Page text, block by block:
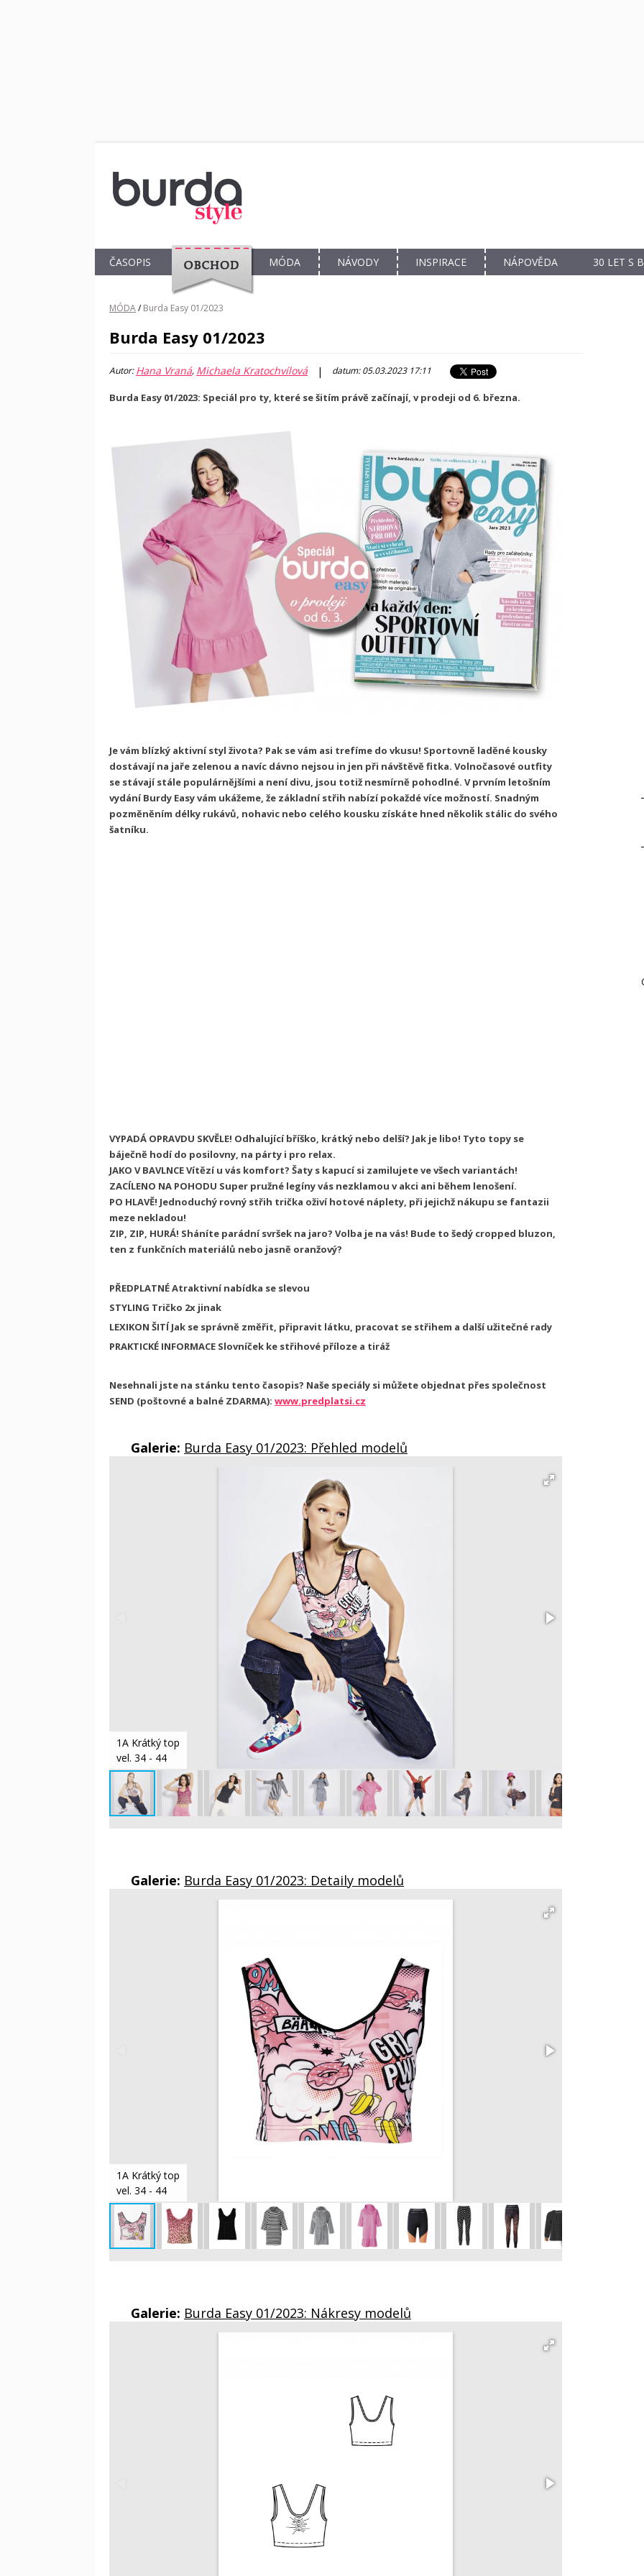
ČASOPIS
OBCHOD
MÓDA NÁVODY INSPIRACE NÁPOVĚDA 30 LET S
MÓDA/ Burda Easy 01/2023
Burda Easy 01/2023
Autor:Hana Vraná, Michaela Kratochvílová | datum: 05.03.2023 17:11
Burda Easy 01/2023: Speciál pro ty, které se šitím právě začínají, v prodeji od 6. března.
Je vám blízký aktivní styl života? Pak se vám asi trefíme do vkusu! Sportovně laděné kousky
dostávají na jaře zelenou a navíc dávno nejsou in jen při návštěvě fitka. Volnočasové outfity
se stávají stále populárnějšími a není divu, jsou totiž nesmírně pohodlné. V prvním letošním
vydání Burdy Easy vám ukážeme, že základní střih nabízí pokaždé více možností. Snadným
pozměněním délky rukávů, nohavic nebo celého kousku získáte hned několik stálic do svého
šatníku.
VYPADÁ OPRAVDU SKVĚLE! Odhalující bříško, krátký nebo delší? Jak je libo! Tyto topy se
báječně hodí do posilovny, na párty i pro relax.
JAKO V BAVLNCEVítězí u vás komfort? Šaty s kapucí si zamilujete ve všech variantách!
ZACÍLENO NA POHODU Super pružné legíny vás nezklamou v akci ani během lenošení.
PO HLAVĚ! Jednoduchý rovný střih trička oživí hotové náplety, při jejichž nákupu se fantazii
meze nekladou!
ZIP, ZIP, HURÁ! Sháníte parádní svršek na jaro? Volba je na vás! Bude to šedý cropped bluzon,
ten z funkčních materiálů nebo jasně oranžový?
PŘEDPLATNÉAtraktivní nabídka se slevou
STYLING Tričko 2x jinak
LEXIKON ŠITÍ Jak se správně změřit, připravit látku, pracovat se střihem a další užitečné rady
PRAKTICKÉ INFORMACE Slovníček ke střihové příloze a tiráž
Nesehnali jste na stánku tento časopis? Naše speciály si můžete objednat přes společnost
SEND (poštovné a balné ZDARMA): www.predplatsi.cz
Galerie: Burda Easy 01/2023: Přehled modelů
1A Krátký top
vel. 34 - 44
Galerie: Burda Easy 01/2023: Detaily modelů
1A Krátký top
vel. 34 - 44
Galerie: Burda Easy 01/2023: Nákresy modelů